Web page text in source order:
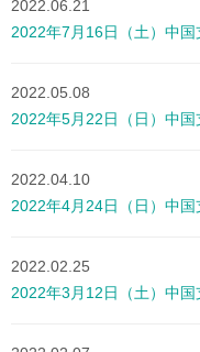
2022.06.21
2022年7月16日（土）中
2022.05.08
2022年5月22日（日）中
2022.04.10
2022年4月24日（日）中
2022.02.25
2022年3月12日（土）中